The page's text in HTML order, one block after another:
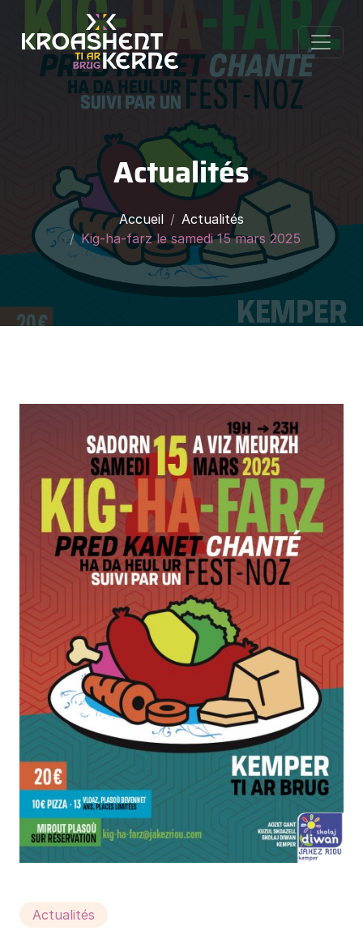
Actualités
Accueil
Actualités
Kig-ha-farz le samedi 15 mars 2025
Actualités